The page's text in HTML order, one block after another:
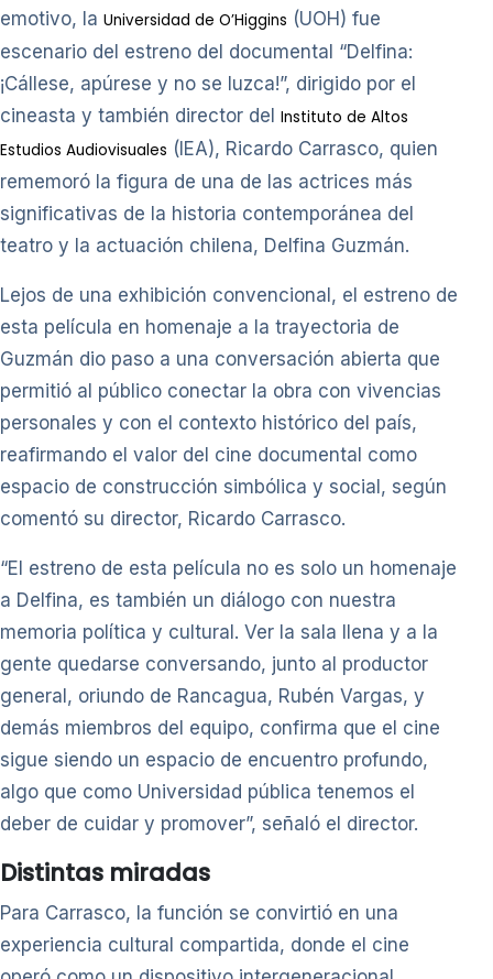
emotivo, la Universidad de O’Higgins (UOH) fue
escenario del estreno del documental “Delfina:
¡Cállese, apúrese y no se luzca!”, dirigido por el
cineasta y también director del Instituto de Altos
Estudios Audiovisuales (IEA), Ricardo Carrasco, quien
rememoró la figura de una de las actrices más
significativas de la historia contemporánea del
teatro y la actuación chilena, Delfina Guzmán.
Lejos de una exhibición convencional, el estreno de
esta película en homenaje a la trayectoria de
Guzmán dio paso a una conversación abierta que
permitió al público conectar la obra con vivencias
personales y con el contexto histórico del país,
reafirmando el valor del cine documental como
espacio de construcción simbólica y social, según
comentó su director, Ricardo Carrasco.
“El estreno de esta película no es solo un homenaje
a Delfina, es también un diálogo con nuestra
memoria política y cultural. Ver la sala llena y a la
gente quedarse conversando, junto al productor
general, oriundo de Rancagua, Rubén Vargas, y
demás miembros del equipo, confirma que el cine
sigue siendo un espacio de encuentro profundo,
algo que como Universidad pública tenemos el
deber de cuidar y promover”, señaló el director.
Distintas miradas
Para Carrasco, la función se convirtió en una
experiencia cultural compartida, donde el cine